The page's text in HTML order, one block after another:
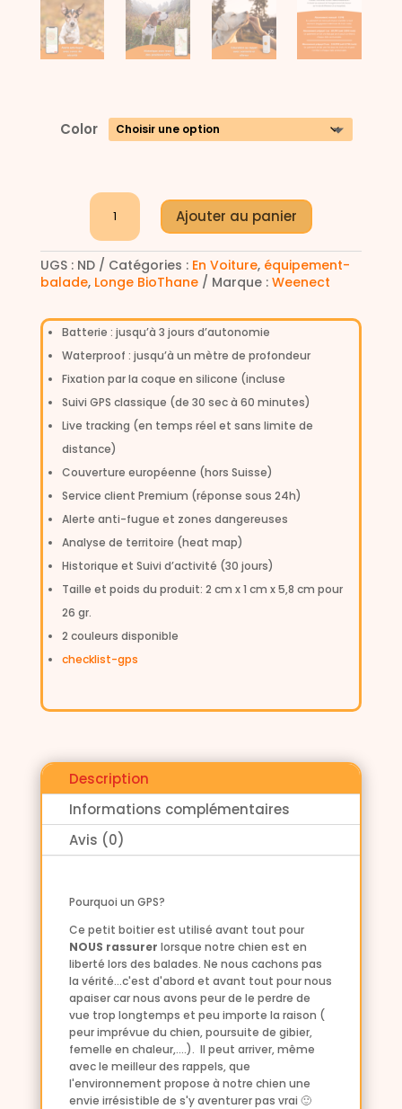
Color
quantité
GPS
-
Weenect
Dogs
Ajouter au panier
A
l
t
r
n
a
t
v
e
UGS : ND Catégories : En Voiture, équipement-
balade, Longe BioThane Marque : Weenect
Batterie : jusqu’à 3 jours d’autonomie
Waterproof : jusqu’à un mètre de profondeur
Fixation par la coque en silicone (incluse
Suivi GPS classique (de 30 sec à 60 minutes)
Live tracking (en temps réel et sans limite de
distance)
Couverture européenne (hors Suisse)
Service client Premium (réponse sous 24h)
Alerte anti-fugue et zones dangereuses
Analyse de territoire (heat map)
Historique et Suivi d’activité (30 jours)
Taille et poids du produit: 2 cm x 1 cm x 5,8 cm pour
26 gr.
2 couleurs disponible
checklist-gps
Description
Informations complémentaires
Avis (0)
Pourquoi un GPS?
Ce petit boitier est utilisé avant tout pour
NOUS rassurer lorsque notre chien est en
liberté lors des balades. Ne nous cachons pas
la vérité...c'est d'abord et avant tout pour nous
apaiser car nous avons peur de le perdre de
vue trop longtemps et peu importe la raison (
peur imprévue du chien, poursuite de gibier,
femelle en chaleur,....). Il peut arriver, même
avec le meilleur des rappels, que
l'environnement propose à notre chien une
envie irrésistible de s'y aventurer pas vrai 🙂